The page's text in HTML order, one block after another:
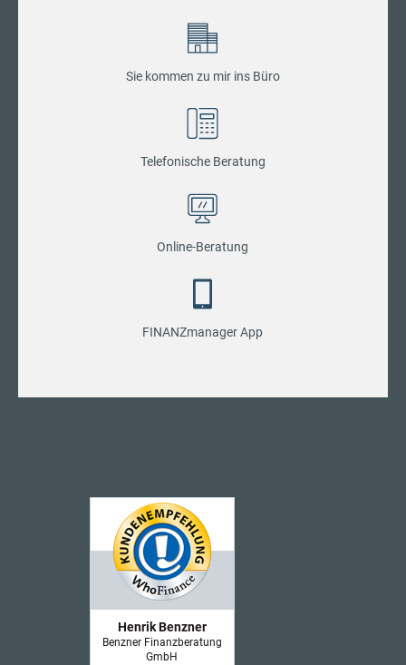
Sie kommen zu mir ins Büro
Telefonische Beratung
Online-Beratung
FINANZmanager App
Henrik Benzner
Benzner Finanzberatung
GmbH